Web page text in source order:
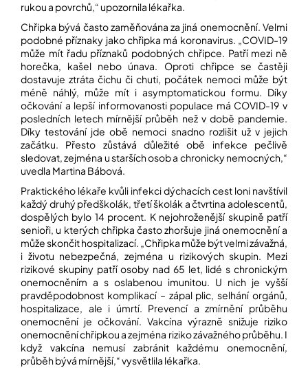
rukou a povrchů,“ upozornila lékařka.
Chřipka bývá často zaměňována za jiná onemocnění. Velmi
podobné příznaky jako chřipka má koronavirus. „COVID-19
může mít řadu příznaků podobných chřipce. Patří mezi ně
horečka, kašel nebo únava. Oproti chřipce se častěji
dostavuje ztráta čichu či chuti, počátek nemoci může být
méně náhlý, může mít i asymptomatickou formu. Díky
očkování a lepší informovanosti populace má COVID-19 v
posledních letech mírnější průběh než v době pandemie.
Díky testování jde obě nemoci snadno rozlišit už v jejich
začátku. Přesto zůstává důležité obě infekce pečlivě
sledovat, zejména u starších osob a chronicky nemocných,“
uvedla Martina Bábová.
Praktického lékaře kvůli infekci dýchacích cest loni navštívil
každý druhý předškolák, třetí školák a čtvrtina adolescentů,
dospělých bylo 14 procent. K nejohroženější skupině patří
senioři, u kterých chřipka často zhoršuje jiná onemocnění a
může skončit hospitalizací. „Chřipka může být velmi závažná,
i životu nebezpečná, zejména u rizikových skupin. Mezi
rizikové skupiny patří osoby nad 65 let, lidé s chronickým
onemocněním a s oslabenou imunitou. U nich je vyšší
pravděpodobnost komplikací – zápal plic, selhání orgánů,
hospitalizace, ale i úmrtí. Prevencí a zmírnění průběhu
onemocnění je očkování. Vakcína výrazně snižuje riziko
onemocnění chřipkou a zejména riziko závažného průběhu. I
když vakcína nemusí zabránit každému onemocnění,
průběh bývá mírnější,“ vysvětlila lékařka.